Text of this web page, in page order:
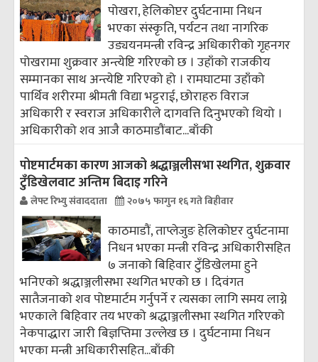
पोखरा, हेलिकोप्टर दुर्घटनामा निधन
भएका संस्कृति, पर्यटन तथा नागरिक
उड्ययनमन्त्री रविन्द्र अधिकारीको गृहनगर
पोखरामा शुक्रवार अन्त्येष्टि गरिएको छ । उहाँको राजकीय
सम्मानका साथ अन्त्येष्टि गरिएको हो । रामघाटमा उहाँको
पार्थिव शरीरमा श्रीमती विद्या भट्टराई, छोराहरु विराज
अधिकारी र स्वराज अधिकारीले दागवत्ति दिनुभएको थियो ।
अधिकारीको शव आजै काठमाडौंबाट...बाँकी
पोष्टमार्टमका कारण आजको श्रद्धाञ्जलीसभा स्थगित, शुक्रवार
टुँडिखेलवाट अन्तिम बिदाइ गरिने
लेफ्ट रिभ्यु संवाददाता २०७५ फागुन १६ गते बिहीवार
काठमाडौं, ताप्लेजुङ हेलिकोप्टर दुर्घटनामा
निधन भएका मन्त्री रविन्द्र अधिकारीसहित
७ जनाको बिहिवार टुँडिखेलमा हुने
भनिएको श्रद्धाञ्जलीसभा स्थगित भएको छ । दिवंगत
सातैजनाको शव पोष्टमार्टम गर्नुपर्ने र त्यसका लागि समय लाग्ने
भएकाले बिहिवार तय भएको श्रद्धाञ्जलीसभा स्थगित गरिएको
नेकपाद्धारा जारी बिज्ञप्तिमा उल्लेख छ । दुर्घटनामा निधन
भएका मन्त्री अधिकारीसहित...बाँकी